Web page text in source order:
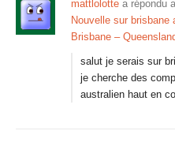
mattlolotte a répondu
Nouvelle sur brisbane
Brisbane –
salut je serais sur
je cherche des
australien haut en